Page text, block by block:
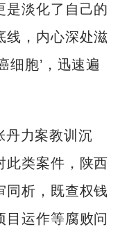
是淡化了自己的
线，内心深处滋
细胞’，迅速遍
丹力案教训沉
此类案件，陕西
同析，既查权钱
目运作等腐败问